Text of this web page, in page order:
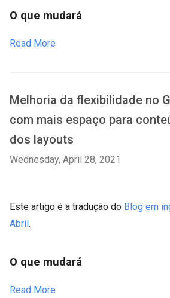
O que mudará
Read More
Melhoria da flexibilidade no
com mais espaço para
dos layouts
Wednesday, April 28, 2021
Este artigo é a tradução do Blog em
Abril.
O que mudará
Read More